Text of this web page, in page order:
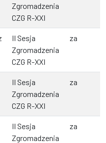
Zgromadzenia
CZG R-XXI
II Sesja
Zgromadzenia
CZG R-XXI
za
II Sesja
Zgromadzenia
CZG R-XXI
za
II Sesja
Zgromadzenia
za